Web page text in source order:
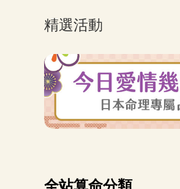
精選活動
全站算命分類